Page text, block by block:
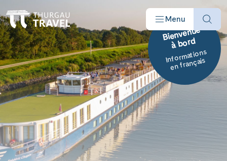
Menu
Destinations
Bienvenue
à bord
Informations
en français